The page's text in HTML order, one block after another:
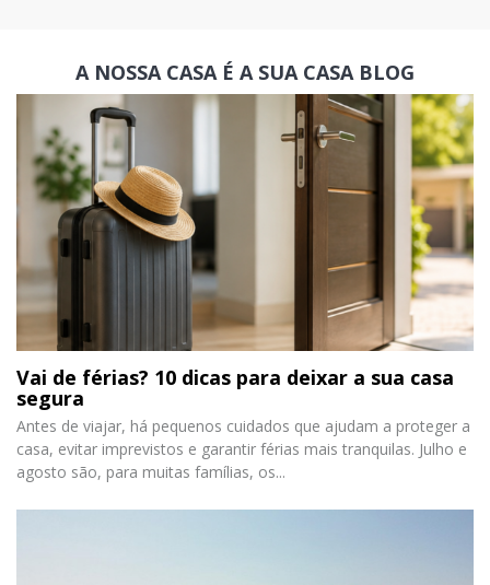
A NOSSA CASA É A SUA CASA BLOG
Vai de férias? 10 dicas para deixar a sua casa
segura
Antes de viajar, há pequenos cuidados que ajudam a proteger a
casa, evitar imprevistos e garantir férias mais tranquilas. Julho e
agosto são, para muitas famílias, os...